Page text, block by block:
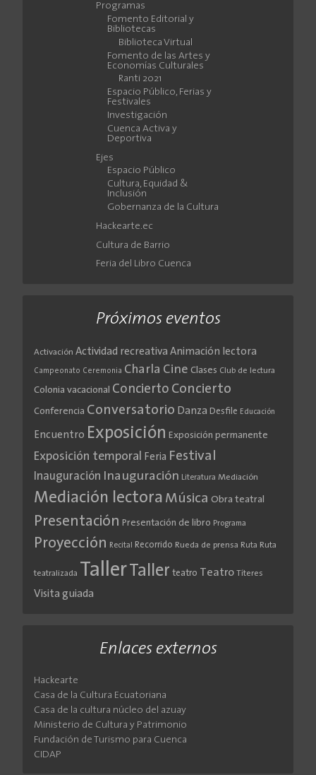
Programas
Fomento Editorial y
Bibliotecas
Biblioteca Virtual
Fomento de las Artes y
Economías Culturales
Ranti 2021
Espacio Público, Ferias y
Festivales
Investigación
Cuenca Activa y
Deportiva
Ejes
Espacio Público
Cultura, Equidad &
Inclusión
Gobernanza de la Cultura
Hackearte.ec
Cultura de Barrio
Feria del Libro Cuenca
Próximos eventos
Activación Actividad recreativa Animación lectora
Campeonato Ceremonia Charla Cine Clases Club de lectura
Colonia vacacional Concierto Concierto
Conferencia Conversatorio Danza Desfile Educación
Encuentro Exposición Exposición permanente
Exposición temporal Feria Festival
Inauguración Inauguración Literatura Mediación
Mediación lectora Música Obra teatral
Presentación Presentación de libro Programa
Proyección Recital Recorrido Rueda de prensa Ruta Ruta
teatralizada TallerTaller teatro Teatro Títeres
Visita guiada
Enlaces externos
Hackearte
Casa de la Cultura Ecuatoriana
Casa de la cultura núcleo del azuay
Ministerio de Cultura y Patrimonio
Fundación de Turismo para Cuenca
CIDAP